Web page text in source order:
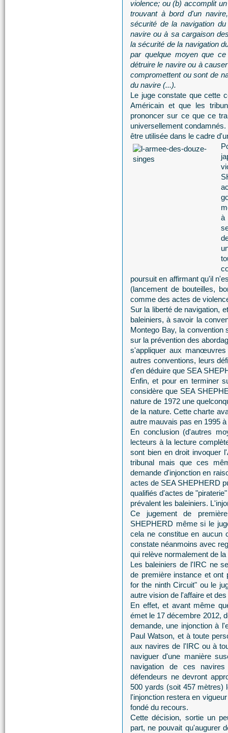
violence; ou (b) accomplit
trouvant à bord d'un
sécurité de la navigation
navire ou à sa cargaison
la sécurité de la navigation
par quelque moyen que
détruire le navire ou à
compromettent ou sont de
du navire (...).
Le juge constate que cette
Américain et que les
prononcer sur ce que ce
universellement
être utilisée dans le cadre
à
poursuit en affirmant qu'il
(lancement de bouteilles,
comme des actes de
Sur la liberté de navigation,
baleiniers, à savoir la
Montego Bay, la convention
sur la prévention des
s'appliquer aux
autres conventions, leurs
d'en déduire que SEA
Enfin, et pour en terminer
considère que SEA
nature de 1972 une
de la nature. Cette charte
autre mauvais pas en 1995
En conclusion (d'autres
lecteurs à la lecture
sont bien en droit invoquer
tribunal mais que ces
demande d'injonction en
actes de SEA SHEPHERD
qualifiés d'actes de
prévalent les baleiniers.
Ce jugement de
SHEPHERD même si le
cela ne constitue en aucun
constate néanmoins avec
qui relève normalement de
Les baleiniers de l'IRC ne
de première instance et ont
for the ninth Circuit" ou le
autre vision de l'affaire et
En effet, et avant même
émet le 17 décembre 2012,
demande, une injonction à
Paul Watson, et à toute
aux navires de l'IRC ou à
naviguer d'une manière
navigation de ces
défendeurs ne devront
500 yards (soit 457 mètres)
l'injonction restera en
fondé du recours.
Cette décision, sortie un
part, ne pouvait qu'augurer